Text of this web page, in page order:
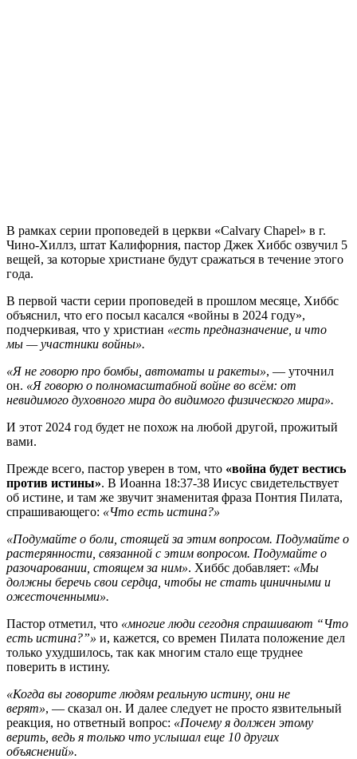
В рамках серии проповедей в церкви «Calvary Chapel» в г.
Чино-Хиллз, штат Калифорния, пастор Джек Хиббс озвучил 5
вещей, за которые христиане будут сражаться в течение этого
года.
В первой части серии проповедей в прошлом месяце, Хиббс
объяснил, что его посыл касался «войны в 2024 году»,
подчеркивая, что у христиан «есть предназначение, и что
мы — участники войны».
«Я не говорю про бомбы, автоматы и ракеты», — уточнил
он. «Я говорю о полномасштабной войне во всём: от
невидимого духовного мира до видимого физического мира».
И этот 2024 год будет не похож на любой другой, прожитый
вами.
Прежде всего, пастор уверен в том, что «война будет вестись
против истины». В Иоанна 18:37-38 Иисус свидетельствует
об истине, и там же звучит знаменитая фраза Понтия Пилата,
спрашивающего: «Что есть истина?»
«Подумайте о боли, стоящей за этим вопросом. Подумайте о
растерянности, связанной с этим вопросом. Подумайте о
разочаровании, стоящем за ним». Хиббс добавляет: «Мы
должны беречь свои сердца, чтобы не стать циничными и
ожесточенными».
Пастор отметил, что «многие люди сегодня спрашивают “Что
есть истина?”» и, кажется, со времен Пилата положение дел
только ухудшилось, так как многим стало еще труднее
поверить в истину.
«Когда вы говорите людям реальную истину, они не
верят», — сказал он. И далее следует не просто язвительный
реакция, но ответный вопрос: «Почему я должен этому
верить, ведь я только что услышал еще 10 других
объяснений».